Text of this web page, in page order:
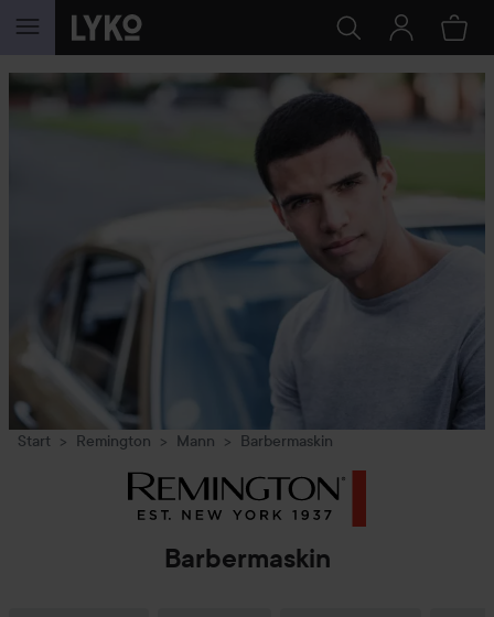
GÅ TIL INNHOLD
Start Remington Mann Barbermaskin
Barbermaskin